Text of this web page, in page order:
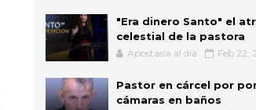
"Era dinero Santo" el
celestial de la pastora
Apostasia al dia Feb 22,
Pastor en cárcel por
cámaras en baños